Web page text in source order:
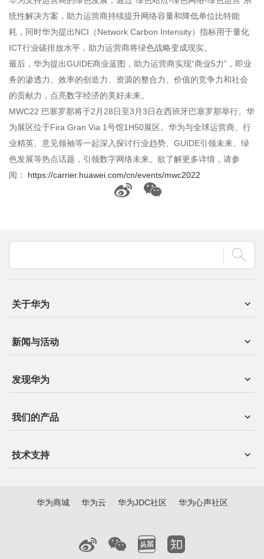
统性解决方案，助力运营商持续提升网络容量和降低单位比特能
耗，同时华为提出NCI（Network Carbon Intensity）指标用于量化
ICT行业碳排放水平，助力运营商将绿色战略变成现实。
最后，华为提出GUIDE商业蓝图，助力运营商实现“商业5力”，即业
务的渗透力、效率的创造力、资源的整合力、价值的竞争力和社会
的贡献力，点亮数字经济的美好未来。
MWC22 巴塞罗那将于2月28日至3月3日在西班牙巴塞罗那举行。华
为展区位于Fira Gran Via 1号馆1H50展区。华为与全球运营商、行
业精英、意见领袖等一起深入探讨行业趋势、GUIDE引领未来、绿
色发展等热点话题，引领数字网络未来。欲了解更多详情，请参
阅： https://carrier.huawei.com/cn/events/mwc2022
关于华为
新闻与活动
发现华为
我们的产品
技术支持
华为商城 华为云 华为JDC社区 华为心声社区